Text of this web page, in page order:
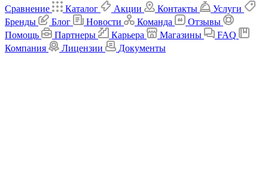
Сравнение
Каталог Акции Контакты
Услуги
Бренды
Блог Новости Команда
Отзывы
Помощь
Партнеры Карьера Магазины
FAQ
Компания
Лицензии Документы